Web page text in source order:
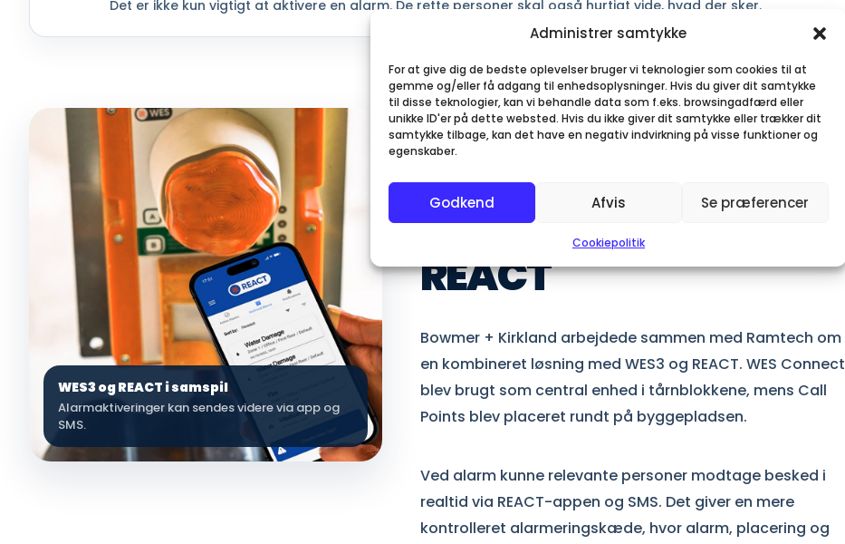
Administrer samtykke
For at give dig de bedste oplevelser bruger vi teknologier som cookies til at
gemme og/eller få adgang til enhedsoplysninger. Hvis du giver dit samtykke
til disse teknologier, kan vi behandle data som f.eks. browsingadfærd eller
unikke ID'er på dette websted. Hvis du ikke giver dit samtykke eller trækker dit
samtykke tilbage, kan det have en negativ indvirkning på visse funktioner og
egenskaber.
Godkend Afvis Se præferencer
Cookiepolitik
Det er ikke kun vigtigt at aktivere en alarm. De rette personer skal også hurtigt vide, hvad der sker.
WES3 og REACT i samspil
Alarmaktiveringer kan sendes videre via app og
SMS.
LØSNINGEN
WES3 blev
kombineret med
REACT
Bowmer + Kirkland arbejdede sammen med Ramtech om
en kombineret løsning med WES3 og REACT. WES Connect
blev brugt som central enhed i tårnblokkene, mens Call
Points blev placeret rundt på byggepladsen.
Ved alarm kunne relevante personer modtage besked i
realtid via REACT-appen og SMS. Det giver en mere
kontrolleret alarmeringskæde, hvor alarm, placering og